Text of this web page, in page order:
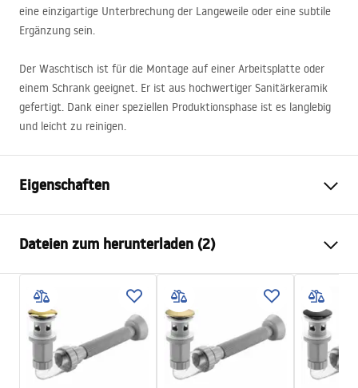
eine einzigartige Unterbrechung der Langeweile oder eine subtile
Ergänzung sein.
Der Waschtisch ist für die Montage auf einer Arbeitsplatte oder
einem Schrank geeignet. Er ist aus hochwertiger Sanitärkeramik
gefertigt. Dank einer speziellen Produktionsphase ist es langlebig
und leicht zu reinigen.
Eigenschaften
Material
Sanitärkeramik
Farbe
Weiß, Muster
Fertigstellung
Glänzend
Länge
475
Breite
340mm
Höhe
145
Dateien zum herunterladen (2)
Anweisungen zum Einbau
Garantiebedingungen